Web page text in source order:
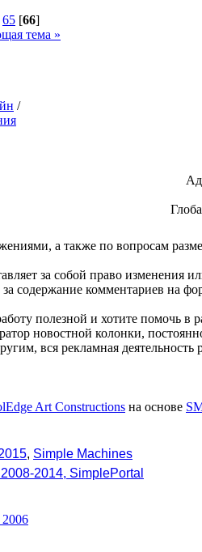
65 [66]
тема »
/
а также по вопросам
за собой право изменения
за содержание комментариев на
полезной и хотите помочь в
новостной колонки,
вся рекламная
Art Constructions на основе
, Simple Machines
2014, SimplePortal